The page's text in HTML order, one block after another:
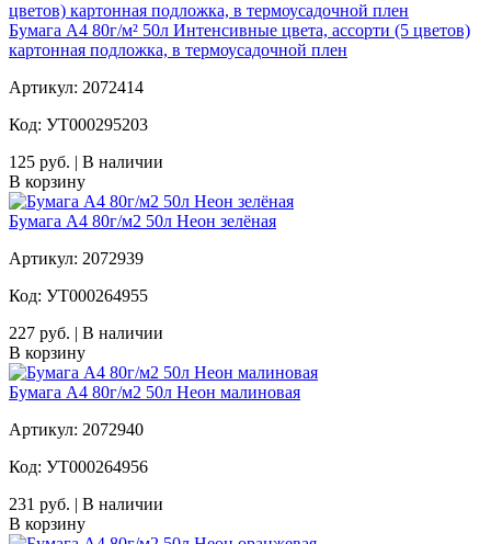
Бумага А4 80г/м² 50л Интенсивные цвета, ассорти (5 цветов)
картонная подложка, в термоусадочной плен
Артикул: 2072414
Код: УТ000295203
125 руб. | В наличии
В корзину
Бумага А4 80г/м2 50л Неон зелёная
Артикул: 2072939
Код: УТ000264955
227 руб. | В наличии
В корзину
Бумага А4 80г/м2 50л Неон малиновая
Артикул: 2072940
Код: УТ000264956
231 руб. | В наличии
В корзину